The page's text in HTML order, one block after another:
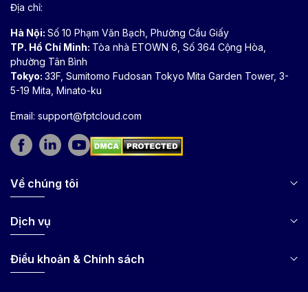
Địa chỉ:
Hà Nội: Số 10 Phạm Văn Bạch, Phường Cầu Giấy
TP. Hồ Chí Minh: Tòa nhà ETOWN 6, Số 364 Cộng Hòa,
phường Tân Bình
Tokyo: 33F, Sumitomo Fudosan Tokyo Mita Garden Tower, 3-
5-19 Mita, Minato-ku
Email: support@fptcloud.com
Về chúng tôi
Dịch vụ
Điều khoản & Chính sách